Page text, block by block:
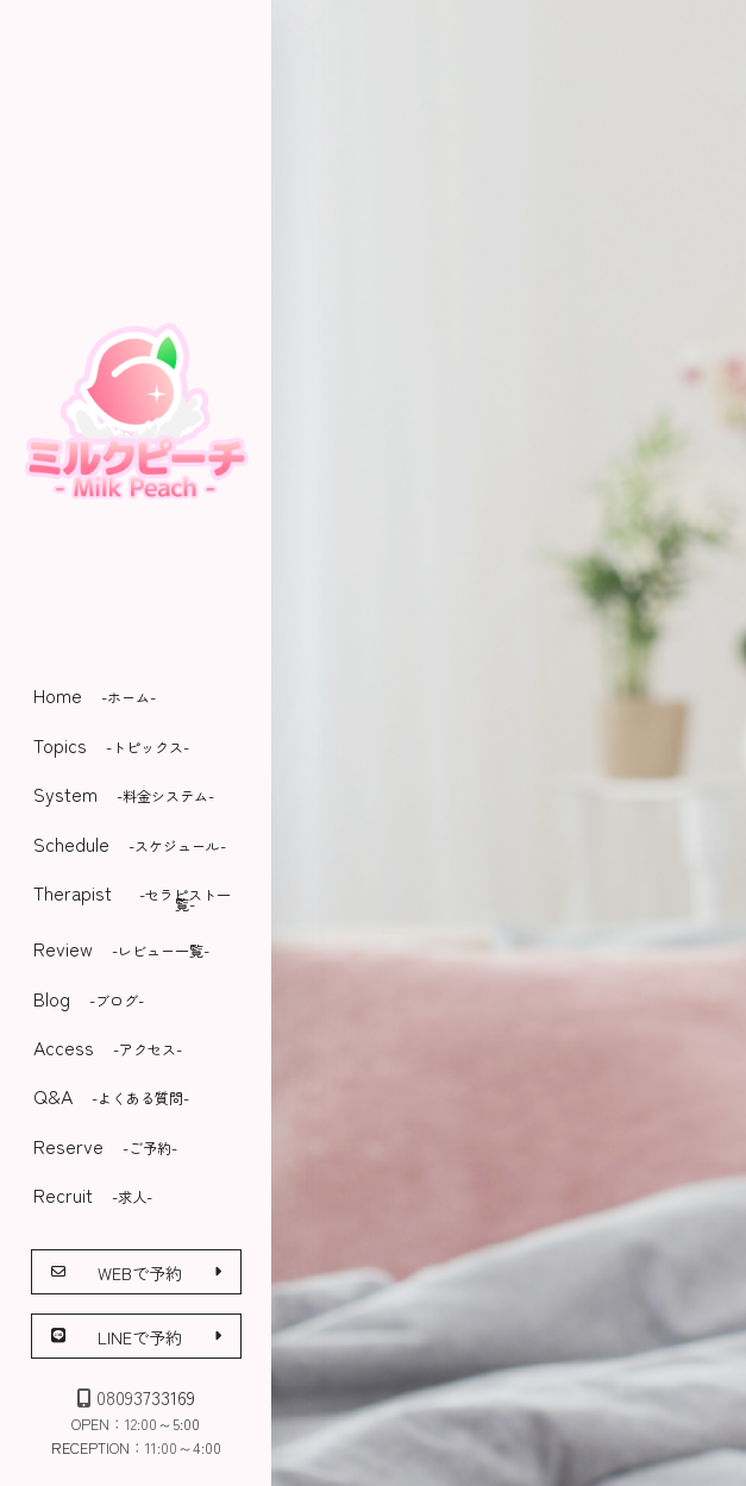
Home -ホーム-
Topics -トピックス-
System -料金システム-
Schedule -スケジュール-
Therapist -セラピスト一
覧-
Review -レビュー一覧-
Blog -ブログ-
Access -アクセス-
Q&A -よくある質問-
Reserve -ご予約-
Recruit -求人-
WEBで予約
LINEで予約
08093733169
OPEN：12:00～5:00
RECEPTION：11:00～4:00